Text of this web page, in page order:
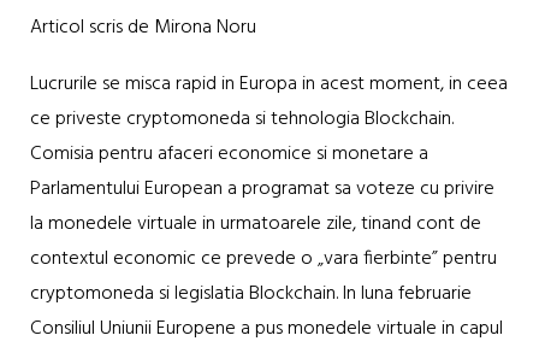
Articol scris de Mirona Noru
Lucrurile se misca rapid in Europa in acest moment, in ceea
ce priveste cryptomoneda si tehnologia Blockchain.
Comisia pentru afaceri economice si monetare a
Parlamentului European a programat sa voteze cu privire
la monedele virtuale in urmatoarele zile, tinand cont de
contextul economic ce prevede o „vara fierbinte” pentru
cryptomoneda si legislatia Blockchain. In luna februarie
Consiliul Uniunii Europene a pus monedele virtuale in capul